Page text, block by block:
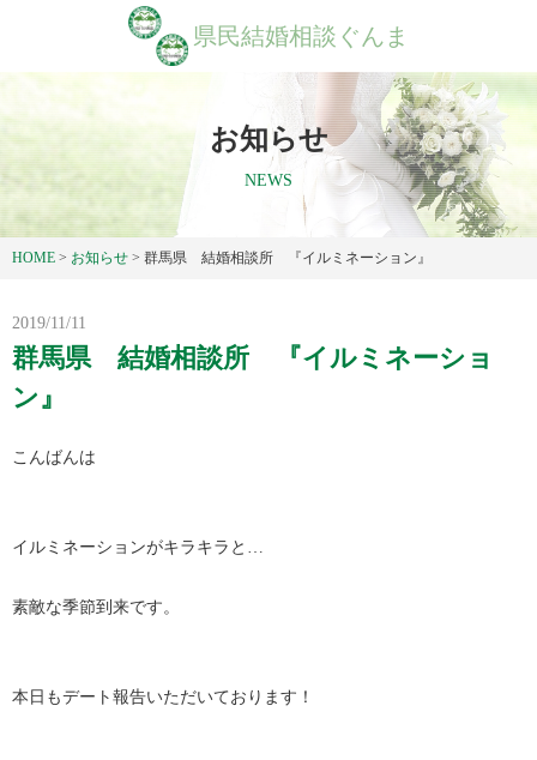
県民結婚相談ぐんま
お知らせ
NEWS
HOME > お知らせ > 群馬県 結婚相談所 『イルミネーション』
2019/11/11
群馬県 結婚相談所 『イルミネーショ
ン』
こんばんは
イルミネーションがキラキラと…
素敵な季節到来です。
本日もデート報告いただいております！